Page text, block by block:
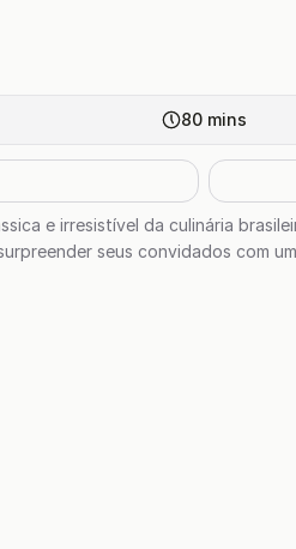
80 mins
e irresistível da culinária
seus convidados com